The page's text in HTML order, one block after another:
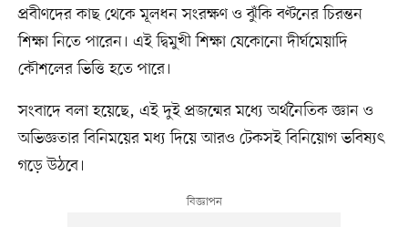
প্রবীণদের কাছ থেকে মূলধন সংরক্ষণ ও ঝুঁকি বণ্টনের চিরন্তন
শিক্ষা নিতে পারেন। এই দ্বিমুখী শিক্ষা যেকোনো দীর্ঘমেয়াদি
কৌশলের ভিত্তি হতে পারে।
সংবাদে বলা হয়েছে, এই দুই প্রজন্মের মধ্যে অর্থনৈতিক জ্ঞান ও
অভিজ্ঞতার বিনিময়ের মধ্য দিয়ে আরও টেকসই বিনিয়োগ ভবিষ্যৎ
গড়ে উঠবে।